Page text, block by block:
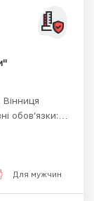
Для мужчин